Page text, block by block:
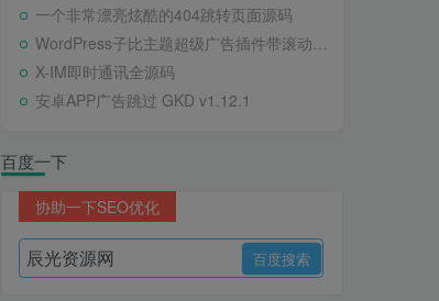
一个非常漂亮炫酷的404跳转页面源码
WordPress子比主题超级广告插件带滚动公告
X-IM即时通讯全源码
安卓APP广告跳过 GKD v1.12.1
百度一下
协助一下SEO优化